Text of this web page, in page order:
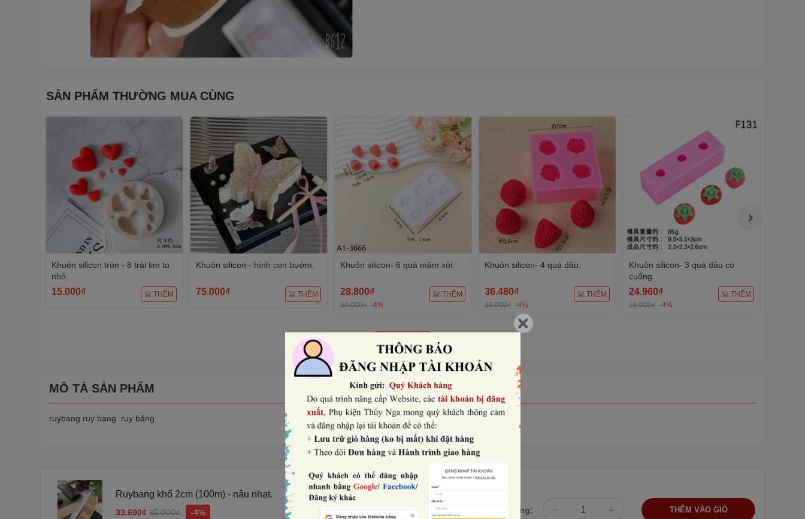
SẢN PHẨM THƯỜNG MUA CÙNG
Khuôn silicon tròn - 8 trái tim to
nhỏ.
15.000₫ THÊM
Khuôn silicon - hình con bướm.
75.000₫ THÊM
Khuôn silicon- 6 quả mâm xôi.
28.800₫
30.000₫ -4%
THÊM
Khuôn silicon- 4 quả dâu.
36.480₫
38.000₫ -4%
THÊM
Khuôn silicon- 3 quả dâu có
cuống.
24.960₫
26.000₫ -4%
THÊM
Xem tất cả
MÔ TẢ SẢN PHẨM
ruybang ruy bang ruy băng
Ruybang khổ 2cm (100m) - nâu nhạt.
33.600₫ 35.000₫
-4%
Số lượng: THÊM VÀO GIỎ